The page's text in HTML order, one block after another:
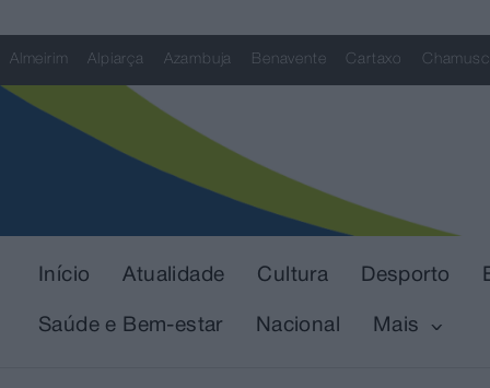
Almeirim Alpiarça Azambuja Benavente Cartaxo
Início Atualidade Cultura Desporto
Saúde e Bem-estar Nacional Mais